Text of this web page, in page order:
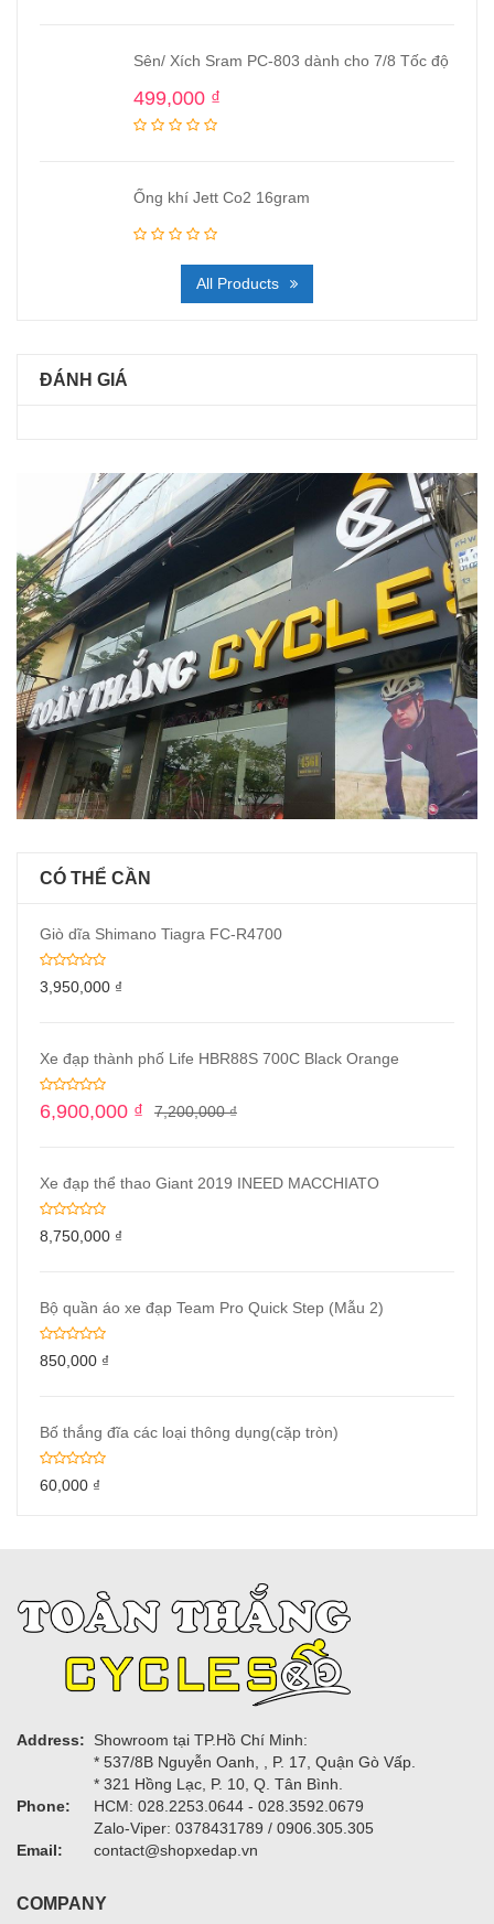
Sên/ Xích Sram PC-803 dành cho 7/8 Tốc độ
499,000 ₫
Ống khí Jett Co2 16gram
All Products
ĐÁNH GIÁ
CÓ THỂ CẦN
Giò dĩa Shimano Tiagra FC-R4700
3,950,000 ₫
Xe đạp thành phố Life HBR88S 700C Black Orange
7,200,000₫
6,900,000 ₫
Xe đạp thể thao Giant 2019 INEED MACCHIATO
8,750,000 ₫
Bộ quần áo xe đạp Team Pro Quick Step (Mẫu 2)
850,000 ₫
Bố thắng đĩa các loại thông dụng(cặp tròn)
60,000 ₫
Address:
Showroom tại TP.Hồ Chí Minh:
* 537/8B Nguyễn Oanh, , P. 17, Quận Gò Vấp.
* 321 Hồng Lạc, P. 10, Q. Tân Bình.
Phone:
HCM: 028.2253.0644 - 028.3592.0679
Zalo-Viper: 0378431789 / 0906.305.305
Email:
contact@shopxedap.vn
COMPANY